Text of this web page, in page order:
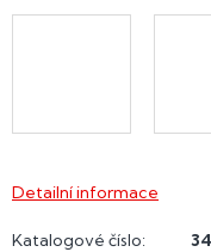
Detailní informace
Katalogové číslo: